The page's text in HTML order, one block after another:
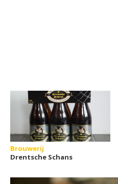
Brouwerij
Drentsche Schans